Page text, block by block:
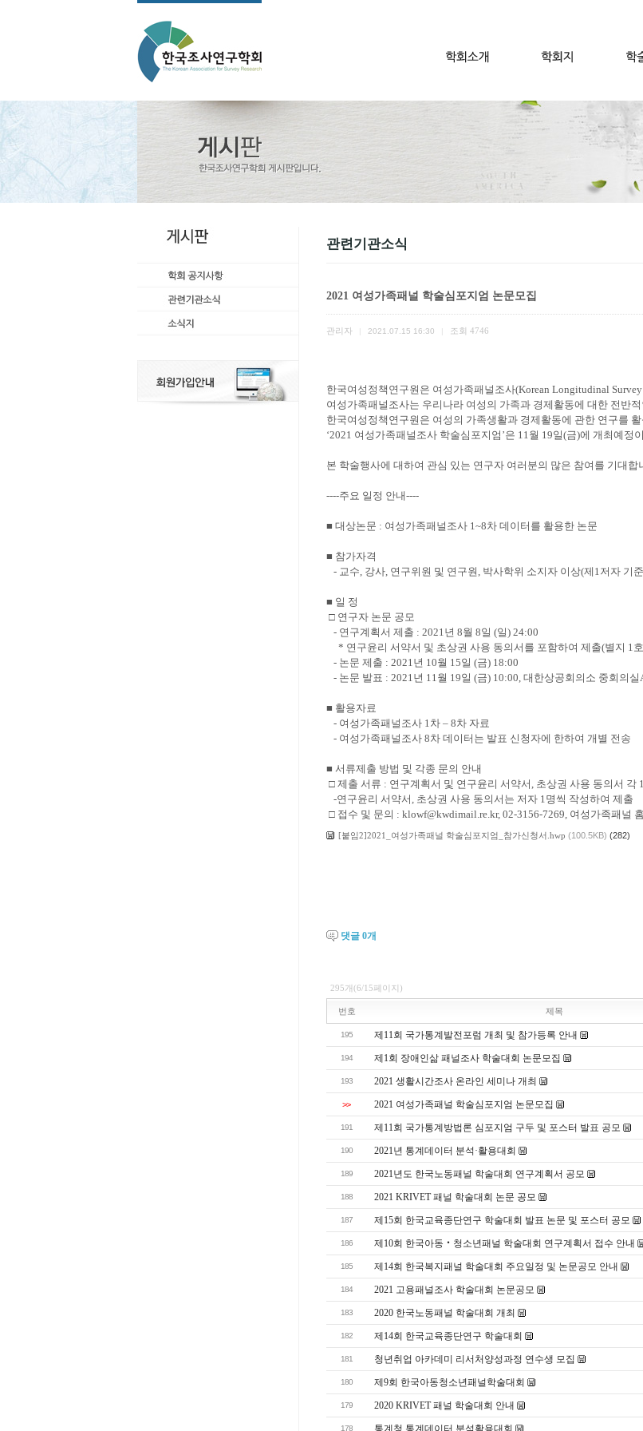
관련기관소식
2021 여성가족패널 학술심포지엄 논문모집
관리자 2021.07.15 16:30 조회 4746
한국여성정책연구원은 여성가족패널조사(Korean Longitudinal
여성가족패널조사는 우리나라 여성의 가족과 경제활동에 대한 전반
한국여성정책연구원은 여성의 가족생활과 경제활동에 관한 연구를
‘2021 여성가족패널조사 학술심포지엄’은 11월 19일(금)에 개최예정
본 학술행사에 대하여 관심 있는 연구자 여러분의 많은 참여를 기대합
----주요 일정 안내----
■ 대상논문 : 여성가족패널조사 1~8차 데이터를 활용한 논문
■ 참가자격
- 교수, 강사, 연구위원 및 연구원, 박사학위 소지자 이상(제1저자 기
■ 일 정
□ 연구자 논문 공모
- 연구계획서 제출 : 2021년 8월 8일 (일) 24:00
* 연구윤리 서약서 및 초상권 사용 동의서를 포함하여 제출(별지 1
- 논문 제출 : 2021년 10월 15일 (금) 18:00
- 논문 발표 : 2021년 11월 19일 (금) 10:00, 대한상공회의소 중회의
■ 활용자료
- 여성가족패널조사 1차 – 8차 자료
- 여성가족패널조사 8차 데이터는 발표 신청자에 한하여 개별 전송
■ 서류제출 방법 및 각종 문의 안내
□ 제출 서류 : 연구계획서 및 연구윤리 서약서, 초상권 사용 동의서 각
-연구윤리 서약서, 초상권 사용 동의서는 저자 1명씩 작성하여 제출
□ 접수 및 문의 : klowf@kwdimail.re.kr, 02-3156-7269, 여성가족패널
[붙임2]2021_여성가족패널 학술심포지엄_참가신청서.hwp (100.5KB) (282)
댓글 0개
295개(6/15페이지)
번호 제목
195 제11회 국가통계발전포럼 개최 및 참가등록 안내
194 제1회 장애인삶 패널조사 학술대회 논문모집
193 2021 생활시간조사 온라인 세미나 개최
>> 2021 여성가족패널 학술심포지엄 논문모집
191 제11회 국가통계방법론 심포지엄 구두 및 포스터 발표 공모
190 2021년 통계데이터 분석·활용대회
189 2021년도 한국노동패널 학술대회 연구계획서 공모
188 2021 KRIVET 패널 학술대회 논문 공모
187 제15회 한국교육종단연구 학술대회 발표 논문 및 포스터 공모
186 제10회 한국아동‧청소년패널 학술대회 연구계획서 접수 안내
185 제14회 한국복지패널 학술대회 주요일정 및 논문공모 안내
184 2021 고용패널조사 학술대회 논문공모
183 2020 한국노동패널 학술대회 개최
182 제14회 한국교육종단연구 학술대회
181 청년취업 아카데미 리서처양성과정 연수생 모집
180 제9회 한국아동청소년패널학술대회
179 2020 KRIVET 패널 학술대회 안내
178 통계청 통계데이터 분석활용대회